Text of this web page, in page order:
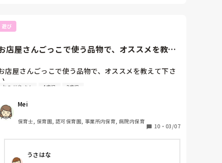
遊び
店屋さんごっこで使う品物で、オススメを教え
店屋さんごっこで使う品物で、オススメを教えて下さ
。
悩んでいます。
ども達が自分で作れる品物、どんなものが人気です
？
おみせやさん 4歳児 3歳児
Mei
保育士, 保育園, 認可保育園, 事業所内保育, 病院内保育
10 ・ 03/07
うさはな